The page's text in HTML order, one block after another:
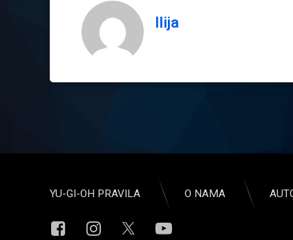
Ilija
YU-GI-OH PRAVILA O NAMA
FacebookInstagramYouTube